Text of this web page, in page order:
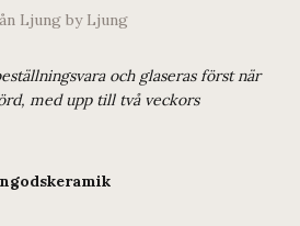
Ljung by Ljung
och glaseras först när
med upp till två veckors